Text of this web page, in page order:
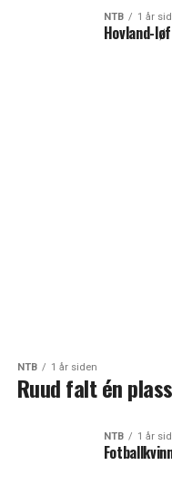
NTB 1 år
Hovland-
NTB 1 år siden
Ruud falt én
NTB 1 år